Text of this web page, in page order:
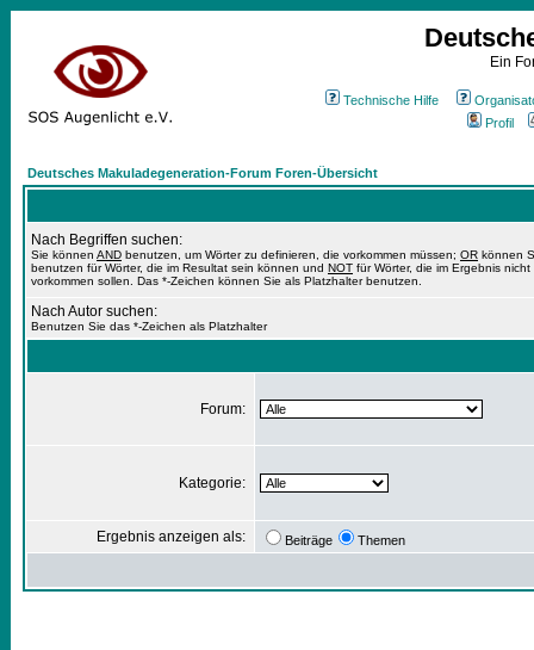
Ein
Technische Hilfe
Profil
Deutsches Makuladegeneration-Forum Foren-Übersicht
Nach Begriffen suchen:
Sie können AND benutzen, um Wörter zu definieren, die vorkommen müssen; OR können
benutzen für Wörter, die im Resultat sein können und NOT für Wörter, die im Ergebnis nicht
vorkommen sollen. Das *-Zeichen können Sie als Platzhalter benutzen.
Nach Autor suchen:
Benutzen Sie das *-Zeichen als Platzhalter
Forum:
Kategorie:
Ergebnis anzeigen als: Beiträge Themen